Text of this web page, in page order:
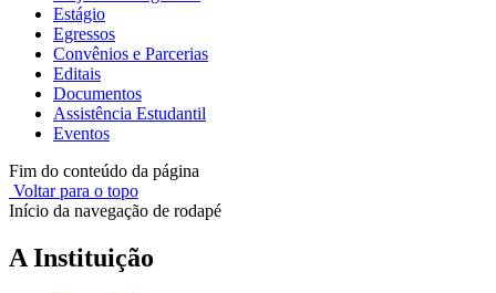
Estágio
Egressos
Convênios e Parcerias
Editais
Documentos
Assistência Estudantil
Eventos
Fim do conteúdo da página
Voltar para o topo
Início da navegação de rodapé
A Instituição